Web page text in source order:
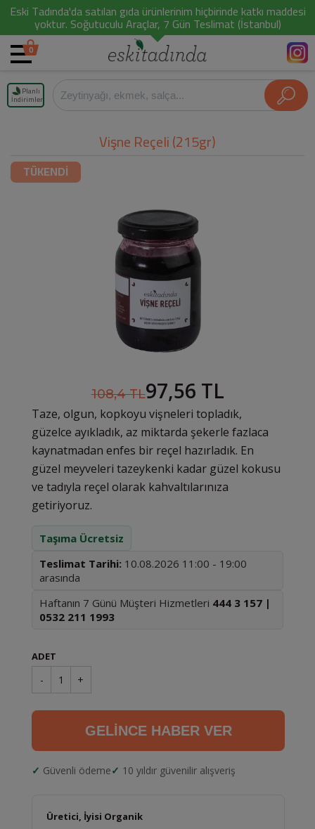
Eski Tadında'da satılan gıda ürünlerinim hiçbirinde katkı maddesi
yoktur. Soğutuculu Araçlar, 7 Gün Teslimat (İstanbul)
0
Planlı
İndirimler
Vişne Reçeli (215gr)
TÜKENDİ
108,4 TL97,56 TL
Taze, olgun, kopkoyu vişneleri topladık,
güzelce ayıkladık, az miktarda şekerle fazlaca
kaynatmadan enfes bir reçel hazırladık. En
güzel meyveleri tazeykenki kadar güzel kokusu
ve tadıyla reçel olarak kahvaltılarınıza
getiriyoruz.
Taşıma Ücretsiz
Teslimat Tarihi: 10.08.2026 11:00 - 19:00
arasında
Haftanın 7 Günü Müşteri Hizmetleri 444 3 157 |
0532 211 1993
ADET
- 1 +
GELİNCE HABER VER
Güvenli ödeme 10 yıldır güvenilir alışveriş
Üretici, İyisi Organik